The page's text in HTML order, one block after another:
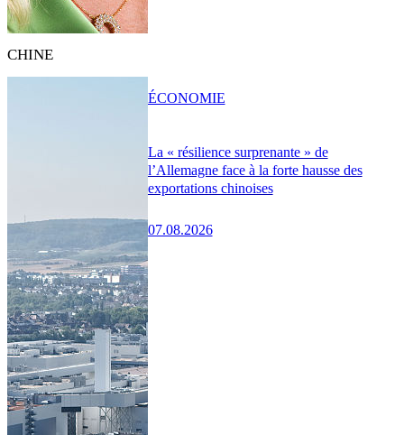
CHINE
La « résilience surprenante » de
l’Allemagne face à la forte hausse des
exportations chinoises
07.08.2026
ÉCONOMIE